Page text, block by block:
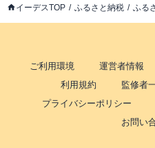
イーデスTOP ふるさと納税 ふる
ご利用環境 運営者情報
利用規約
監修者
プライバシーポリシー
お問い